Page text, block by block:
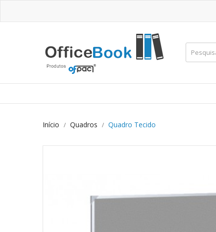
Início Quadros Quadro Tecido